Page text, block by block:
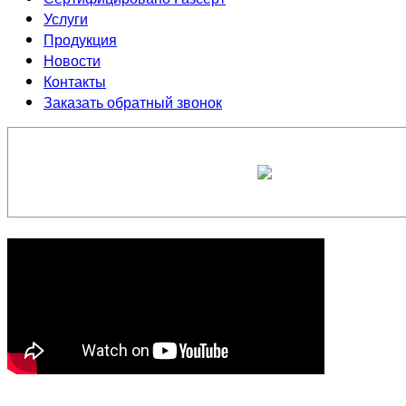
Услуги
Продукция
Новости
Контакты
Заказать обратный звонок